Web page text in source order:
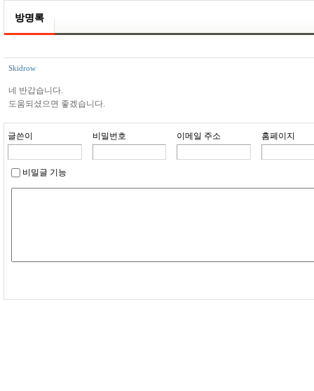
방명록
Skidrow
네 반갑습니다.
도움되셨으면 좋겠습니다.
글쓴이 비밀번호 이메일 주소 홈페이지
비밀글 기능